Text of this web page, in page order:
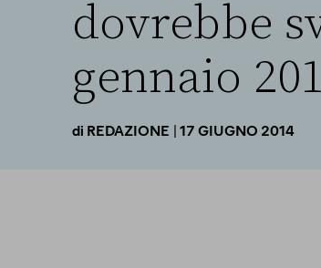
dovrebbe
gennaio
di REDAZIONE | 17 GIUGNO 2014